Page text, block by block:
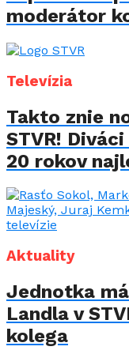
moderátor
Televízia
Takto znie
STVR!
20 rokov
Aktuality
Jednotka
Landla v
kolega